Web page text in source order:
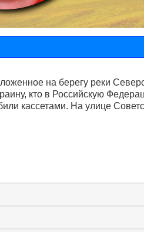
на берегу реки
кто в Российскую
кассетами. На улице